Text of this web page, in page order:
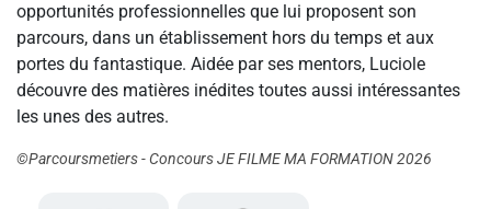
opportunités professionnelles que lui proposent son
parcours, dans un établissement hors du temps et aux
portes du fantastique. Aidée par ses mentors, Luciole
découvre des matières inédites toutes aussi intéressantes
les unes des autres.
©Parcoursmetiers - Concours JE FILME MA FORMATION 2026